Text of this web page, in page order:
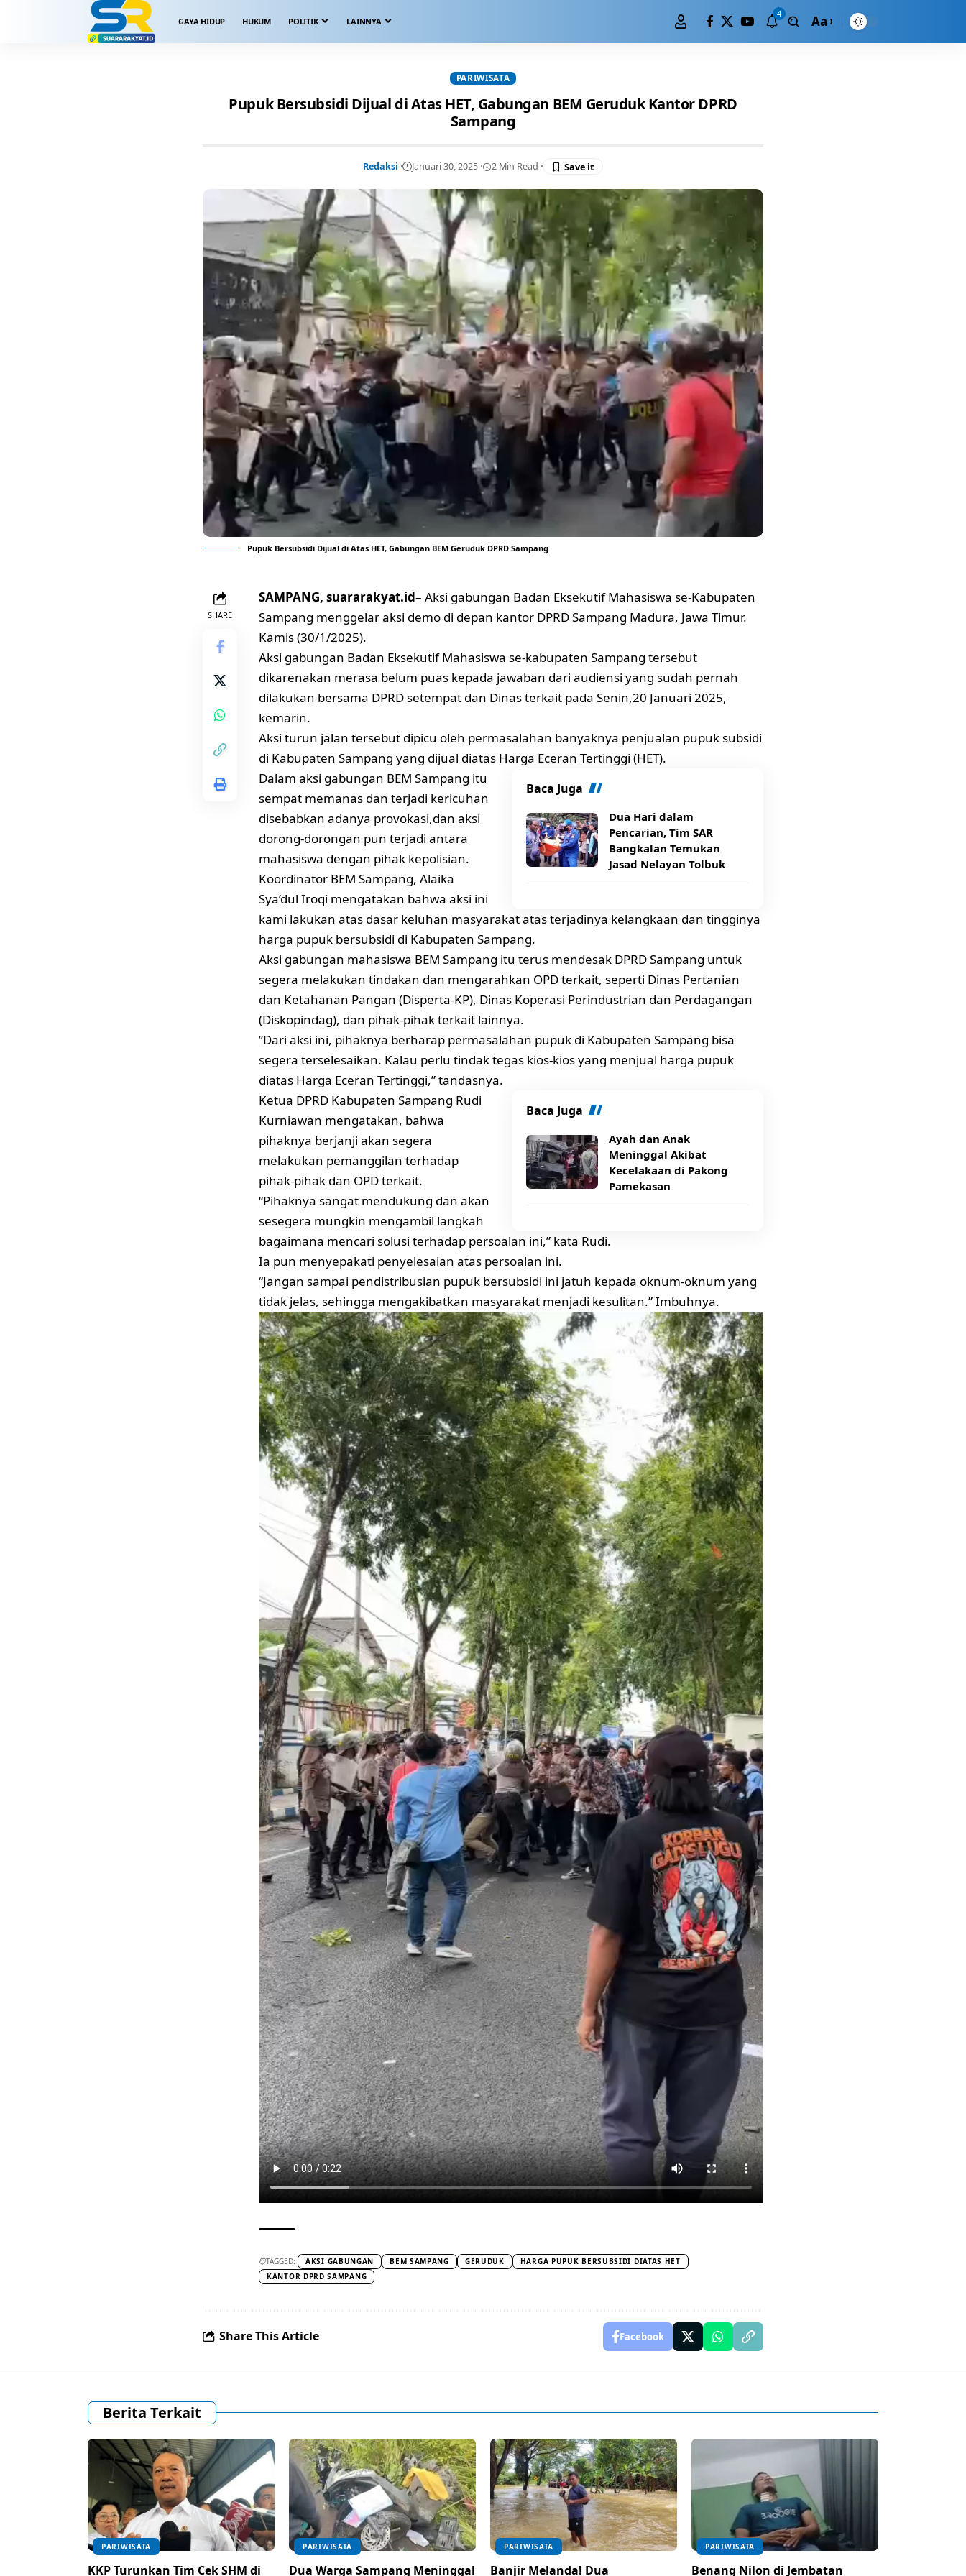
GAYA HIDUP HUKUM POLITIK LAINNYA
4 Aa
PARIWISATA
Pupuk Bersubsidi Dijual di Atas HET, Gabungan BEM Geruduk Kantor DPRD
Sampang
Redaksi Januari 30, 2025 2 Min Read
Pupuk Bersubsidi Dijual di Atas HET, Gabungan BEM Geruduk DPRD Sampang
SHARE
SAMPANG, suararakyat.id– Aksi gabungan Badan Eksekutif Mahasiswa se-Kabupaten
Sampang menggelar aksi demo di depan kantor DPRD Sampang Madura, Jawa Timur.
Kamis (30/1/2025).
Aksi gabungan Badan Eksekutif Mahasiswa se-kabupaten Sampang tersebut
dikarenakan merasa belum puas kepada jawaban dari audiensi yang sudah pernah
dilakukan bersama DPRD setempat dan Dinas terkait pada Senin,20 Januari 2025,
kemarin.
Aksi turun jalan tersebut dipicu oleh permasalahan banyaknya penjualan pupuk subsidi
di Kabupaten Sampang yang dijual diatas Harga Eceran Tertinggi (HET).
Baca Juga
Dua Hari dalam
Pencarian, Tim SAR
Bangkalan Temukan
Jasad Nelayan Tolbuk
Dalam aksi gabungan BEM Sampang itu
sempat memanas dan terjadi kericuhan
disebabkan adanya provokasi,dan aksi
dorong-dorongan pun terjadi antara
mahasiswa dengan pihak kepolisian.
Koordinator BEM Sampang, Alaika
Sya’dul Iroqi mengatakan bahwa aksi ini
kami lakukan atas dasar keluhan masyarakat atas terjadinya kelangkaan dan tingginya
harga pupuk bersubsidi di Kabupaten Sampang.
Aksi gabungan mahasiswa BEM Sampang itu terus mendesak DPRD Sampang untuk
segera melakukan tindakan dan mengarahkan OPD terkait, seperti Dinas Pertanian
dan Ketahanan Pangan (Disperta-KP), Dinas Koperasi Perindustrian dan Perdagangan
(Diskopindag), dan pihak-pihak terkait lainnya.
”Dari aksi ini, pihaknya berharap permasalahan pupuk di Kabupaten Sampang bisa
segera terselesaikan. Kalau perlu tindak tegas kios-kios yang menjual harga pupuk
diatas Harga Eceran Tertinggi,” tandasnya.
Baca Juga
Ayah dan Anak
Meninggal Akibat
Kecelakaan di Pakong
Pamekasan
Ketua DPRD Kabupaten Sampang Rudi
Kurniawan mengatakan, bahwa
pihaknya berjanji akan segera
melakukan pemanggilan terhadap
pihak-pihak dan OPD terkait.
“Pihaknya sangat mendukung dan akan
sesegera mungkin mengambil langkah
bagaimana mencari solusi terhadap persoalan ini,” kata Rudi.
Ia pun menyepakati penyelesaian atas persoalan ini.
“Jangan sampai pendistribusian pupuk bersubsidi ini jatuh kepada oknum-oknum yang
tidak jelas, sehingga mengakibatkan masyarakat menjadi kesulitan.” Imbuhnya.
TAGGED: AKSI GABUNGAN BEM SAMPANG GERUDUK
HARGA PUPUK BERSUBSIDI DIATAS HET
KANTOR DPRD SAMPANG
Share This Article Facebook
Berita Terkait
PARIWISATA
KKP Turunkan Tim Cek SHM di
PARIWISATA
Dua Warga Sampang Meninggal
PARIWISATA
Banjir Melanda! Dua
PARIWISATA
Benang Nilon di Jembatan